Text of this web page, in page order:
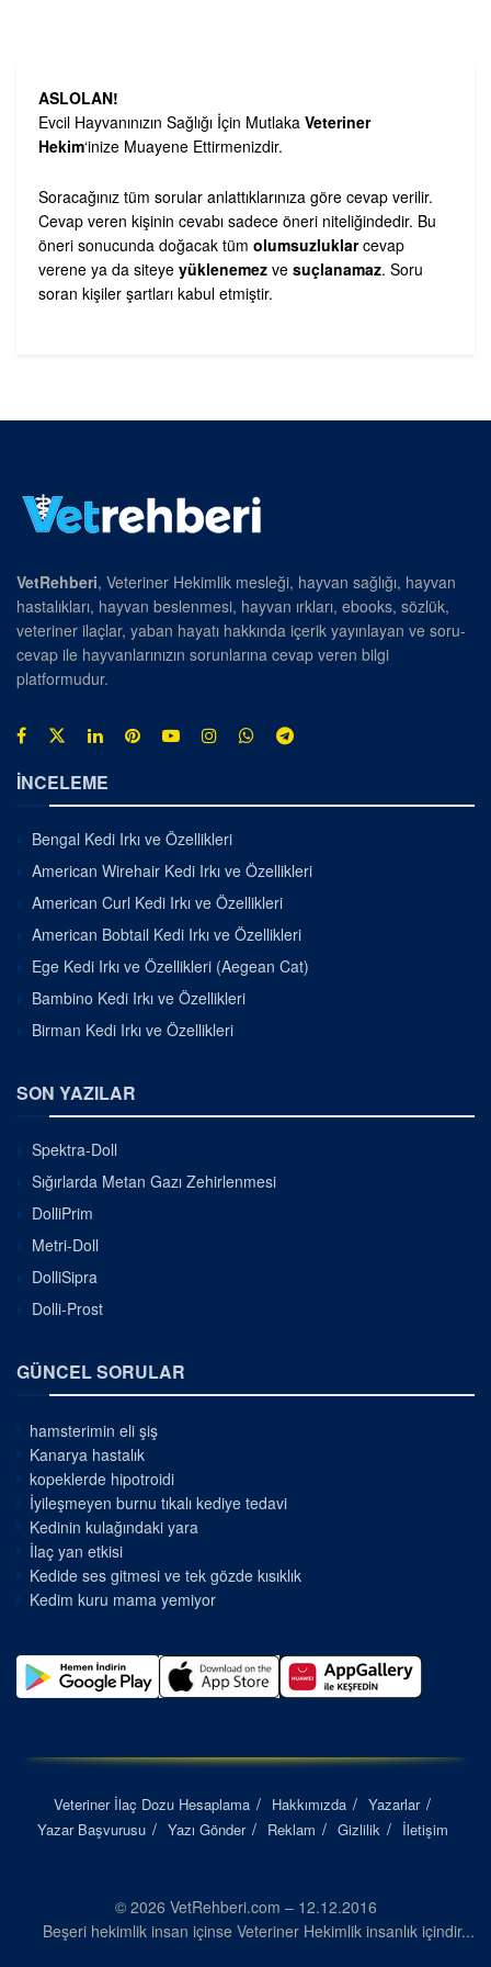
ASLOLAN!
Evcil Hayvanınızın Sağlığı İçin Mutlaka Veteriner
Hekim‘inize Muayene Ettirmenizdir.
Soracağınız tüm sorular anlattıklarınıza göre cevap verilir.
Cevap veren kişinin cevabı sadece öneri niteliğindedir. Bu
öneri sonucunda doğacak tüm olumsuzluklarcevap
verene ya da siteye yüklenemez ve suçlanamaz. Soru
soran kişiler şartları kabul etmiştir.
VetRehberi, Veteriner Hekimlik mesleği, hayvan sağlığı, hayvan
hastalıkları, hayvan beslenmesi, hayvan ırkları, ebooks, sözlük,
veteriner ilaçlar, yaban hayatı hakkında içerik yayınlayan ve soru-
cevap ile hayvanlarınızın sorunlarına cevap veren bilgi
platformudur.
İNCELEME
Bengal Kedi Irkı ve Özellikleri
American Wirehair Kedi Irkı ve Özellikleri
American Curl Kedi Irkı ve Özellikleri
American Bobtail Kedi Irkı ve Özellikleri
Ege Kedi Irkı ve Özellikleri (Aegean Cat)
Bambino Kedi Irkı ve Özellikleri
Birman Kedi Irkı ve Özellikleri
SON YAZILAR
Spektra-Doll
Sığırlarda Metan Gazı Zehirlenmesi
DolliPrim
Metri-Doll
DolliSipra
Dolli-Prost
GÜNCEL SORULAR
hamsterimin eli şiş
Kanarya hastalık
kopeklerde hipotroidi
İyileşmeyen burnu tıkalı kediye tedavi
Kedinin kulağındaki yara
İlaç yan etkisi
Kedide ses gitmesi ve tek gözde kısıklık
Kedim kuru mama yemiyor
Veteriner İlaç Dozu Hesaplama Hakkımızda
Yazarlar
Yazar Başvurusu
Yazı Gönder Reklam Gizlilik İletişim
© 2026 VetRehberi.com – 12.12.2016
Beşeri hekimlik insan içinse Veteriner Hekimlik insanlık içindir...